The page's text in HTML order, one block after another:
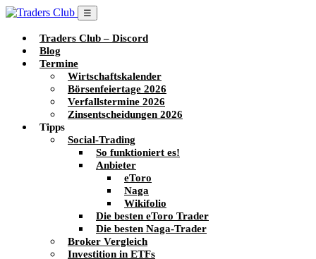
☰
Traders Club – Discord
Blog
Termine
Wirtschaftskalender
Börsenfeiertage 2026
Verfallstermine 2026
Zinsentscheidungen 2026
Tipps
Social-Trading
So funktioniert es!
Anbieter
eToro
Naga
Wikifolio
Die besten eToro Trader
Die besten Naga-Trader
Broker Vergleich
Investition in ETFs